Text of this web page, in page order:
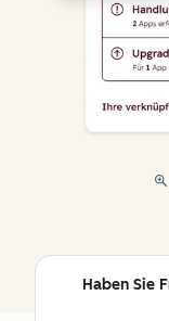
Haben Sie